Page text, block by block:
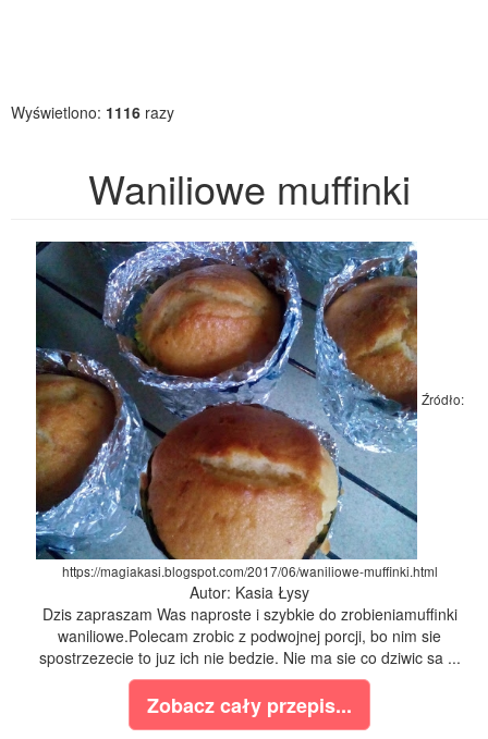
Wyświetlono: 1116 razy
Waniliowe muffinki
Źródło:
https://magiakasi.blogspot.com/2017/06/waniliowe-muffinki.html
Autor: Kasia Łysy
Dzis zapraszam Was naproste i szybkie do zrobieniamuffinki
waniliowe.Polecam zrobic z podwojnej porcji, bo nim sie
spostrzezecie to juz ich nie bedzie. Nie ma sie co dziwic sa ...
Zobacz cały przepis...